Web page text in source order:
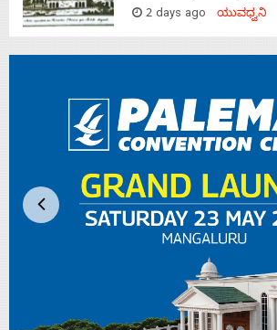
2 days ago ಯುವಧ್ವನಿ